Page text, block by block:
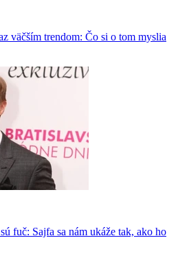
väčším trendom: Čo si o tom myslia
fuč: Sajfa sa nám ukáže tak, ako ho